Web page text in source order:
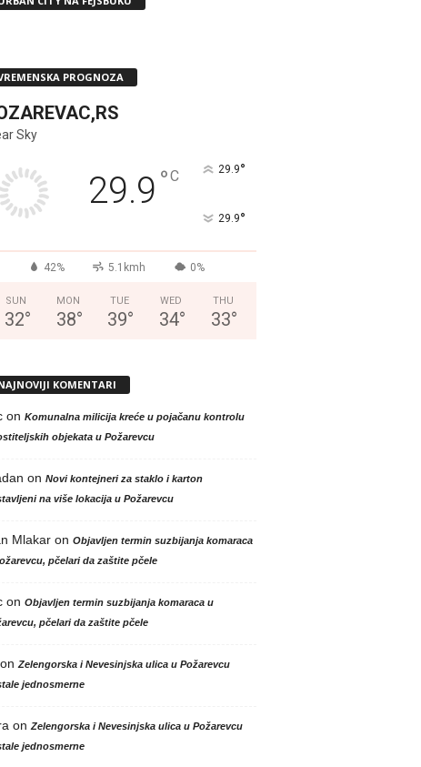
PROGNOZA
Sky
29.9 °C 29.9°
29.9°
42% 5.1kmh 0%
SUN
32°
MON
38°
TUE
39°
WED
34°
THU
33°
KOMENTARI
on Komunalna milicija kreće u pojačanu kontrolu
objekata u Požarevcu
on Novi kontejneri za staklo i karton
na više lokacija u Požarevcu
Mlakaron Objavljen termin suzbijanja komaraca
pčelari da zaštite pčele
on Objavljen termin suzbijanja komaraca u
pčelari da zaštite pčele
Zelengorska i Nevesinjska ulica u Požarevcu
jednosmerne
on Zelengorska i Nevesinjska ulica u Požarevcu
jednosmerne